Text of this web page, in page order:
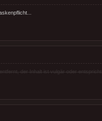
der Inhalt ist vulgär oder